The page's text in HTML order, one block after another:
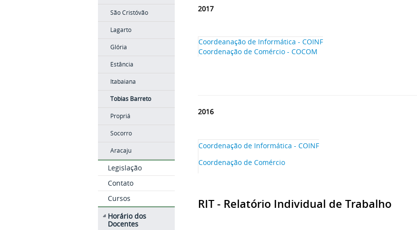
São Cristóvão
Lagarto
Glória
Estância
Itabaiana
Tobias Barreto
Propriá
Socorro
Aracaju
Legislação
Contato
Cursos
Horário dos
Docentes
2017
Coordeanação de Informática - COINF
Coordenação de Comércio - COCOM
2016
Coordenação de Informática - COINF
Coordenação de Comércio
RIT - Relatório Individual de Trabalho